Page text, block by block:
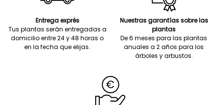
Entrega exprés
Tus plantas serán entregadas a
domicilio entre 24 y 48 horas o
en la fecha que elijas.
Nuestras garantías sobre las
plantas
De 6 meses para las plantas
anuales a 2 años para los
árboles y arbustos.